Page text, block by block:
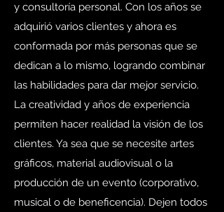
y consultoría personal. Con los años se
adquirió varios clientes y ahora es
conformada por más personas que se
dedican a lo mismo, logrando combinar
las habilidades para dar mejor servicio.
La creatividad y años de experiencia
permiten hacer realidad la visión de los
clientes. Ya sea que se necesite artes
gráficos, material audiovisual o la
producción de un evento (corporativo,
musical o de beneficencia). Dejen todos